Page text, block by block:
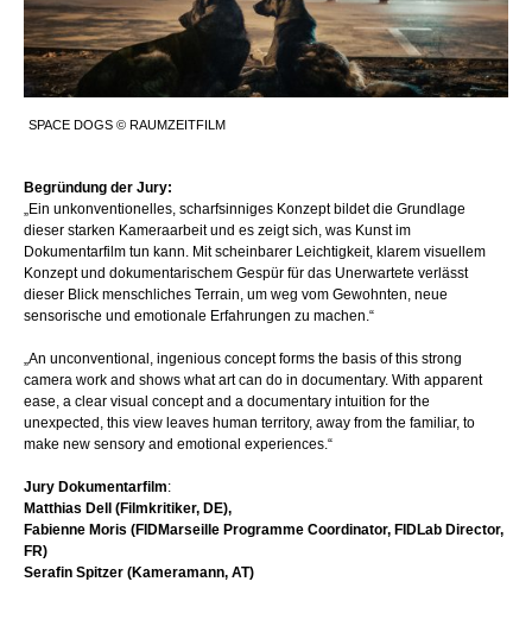
SPACE DOGS © RAUMZEITFILM
Begründung der Jury:
„Ein unkonventionelles, scharfsinniges Konzept bildet die Grundlage
dieser starken Kameraarbeit und es zeigt sich, was Kunst im
Dokumentarfilm tun kann. Mit scheinbarer Leichtigkeit, klarem visuellem
Konzept und dokumentarischem Gespür für das Unerwartete verlässt
dieser Blick menschliches Terrain, um weg vom Gewohnten, neue
sensorische und emotionale Erfahrungen zu machen.“
„An unconventional, ingenious concept forms the basis of this strong
camera work and shows what art can do in documentary. With apparent
ease, a clear visual concept and a documentary intuition for the
unexpected, this view leaves human territory, away from the familiar, to
make new sensory and emotional experiences.“
Jury Dokumentarfilm:
Matthias Dell (Filmkritiker, DE),
Fabienne Moris (FIDMarseille Programme Coordinator, FIDLab Director,
FR)
Serafin Spitzer (Kameramann, AT)